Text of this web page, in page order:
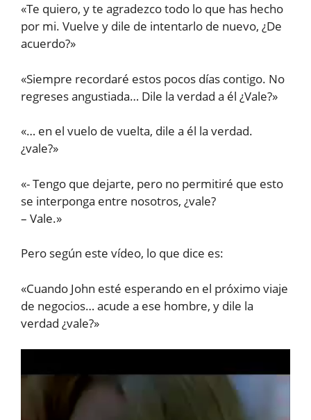
«Te quiero, y te agradezco todo lo que has hecho
por mi. Vuelve y dile de intentarlo de nuevo, ¿De
acuerdo?»
«Siempre recordaré estos pocos días contigo. No
regreses angustiada… Dile la verdad a él ¿Vale?»
«… en el vuelo de vuelta, dile a él la verdad.
¿vale?»
«- Tengo que dejarte, pero no permitiré que esto
se interponga entre nosotros, ¿vale?
– Vale.»
Pero según este vídeo, lo que dice es:
«Cuando John esté esperando en el próximo viaje
de negocios… acude a ese hombre, y dile la
verdad ¿vale?»
de